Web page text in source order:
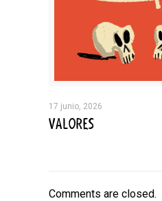
17 junio, 2026
VALORES
Comments are closed.